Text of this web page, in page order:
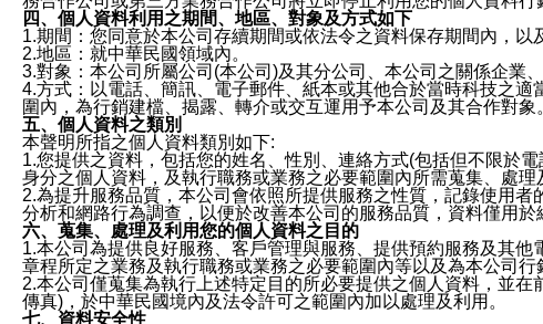
四、個人資料利用之期間、地區、對象及方式如下
1.期間：您同意於本公司存續期間或依法令之資料保存期間內，
2.地區：就中華民國領域內。
3.對象：本公司所屬公司(本公司)及其分公司、本公司之關係企業
4.方式：以電話、簡訊、電子郵件、紙本或其他合於當時科技之
圍內，為行銷建檔、揭露、轉介或交互運用予本公司及其合作對象
五、個人資料之類別
本聲明所指之個人資料類別如下:
1.您提供之資料，包括您的姓名、性別、連絡方式(包括但不限於
身分之個人資料，及執行職務或業務之必要範圍內所需蒐集、處理
2.為提升服務品質，本公司會依照所提供服務之性質，記錄使用
分析和網路行為調查，以便於改善本公司的服務品質，資料僅用於
六、蒐集、處理及利用您的個人資料之目的
1.本公司為提供良好服務、客戶管理與服務、提供預約服務及其
章程所定之業務及執行職務或業務之必要範圍內等以及為本公司
2.本公司僅蒐集為執行上述特定目的所必要提供之個人資料，並
傳真)，於中華民國境內及法令許可之範圍內加以處理及利用。
七、資料安全性